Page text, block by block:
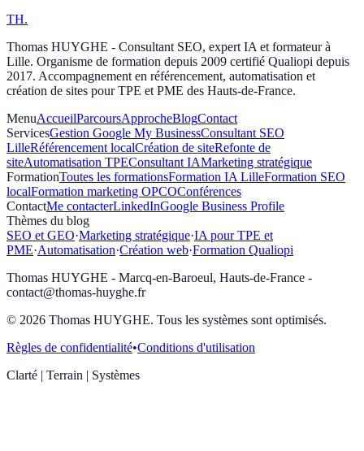
TH.
Thomas HUYGHE - Consultant SEO, expert IA et formateur à
Lille. Organisme de formation depuis 2009 certifié Qualiopi depuis
2017. Accompagnement en référencement, automatisation et
création de sites pour TPE et PME des Hauts-de-France.
MenuAccueilParcoursApprocheBlogContact
ServicesGestion Google My BusinessConsultant SEO
LilleRéférencement localCréation de siteRefonte de
siteAutomatisation TPEConsultant IAMarketing stratégique
FormationToutes les formationsFormation IA LilleFormation SEO
localFormation marketing OPCOConférences
ContactMe contacterLinkedInGoogle Business Profile
Thèmes du blog
SEO et GEO·Marketing stratégique·IA pour TPE et
PME·Automatisation·Création web·Formation Qualiopi
Thomas HUYGHE - Marcq-en-Baroeul, Hauts-de-France -
contact@thomas-huyghe.fr
© 2026 Thomas HUYGHE. Tous les systèmes sont optimisés.
Règles de confidentialité•Conditions d'utilisation
Clarté | Terrain | Systèmes